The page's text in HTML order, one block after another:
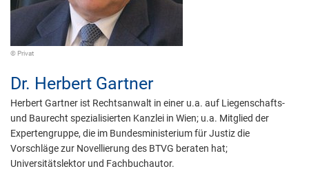
© Privat
Dr. Herbert Gartner
Herbert Gartner ist Rechtsanwalt in einer u.a. auf Liegenschafts-
und Baurecht spezialisierten Kanzlei in Wien; u.a. Mitglied der
Expertengruppe, die im Bundesministerium für Justiz die
Vorschläge zur Novellierung des BTVG beraten hat;
Universitätslektor und Fachbuchautor.